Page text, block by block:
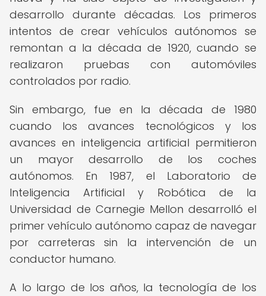
desarrollo durante décadas. Los primeros
intentos de crear vehículos autónomos se
remontan a la década de 1920, cuando se
realizaron pruebas con automóviles
controlados por radio.
Sin embargo, fue en la década de 1980
cuando los avances tecnológicos y los
avances en inteligencia artificial permitieron
un mayor desarrollo de los coches
autónomos. En 1987, el Laboratorio de
Inteligencia Artificial y Robótica de la
Universidad de Carnegie Mellon desarrolló el
primer vehículo autónomo capaz de navegar
por carreteras sin la intervención de un
conductor humano.
A lo largo de los años, la tecnología de los